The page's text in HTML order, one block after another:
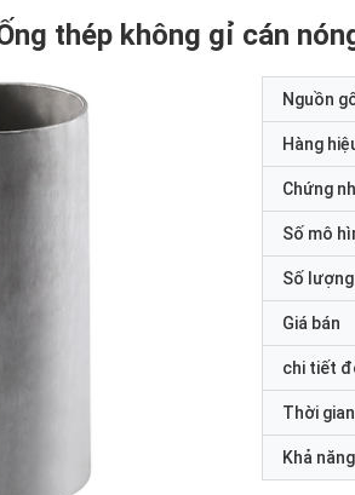
thép không gỉ cán
Nguồn
Hàng
Chứng
Số mô
Số
Giá bán
chi tiết
Thời
Khả